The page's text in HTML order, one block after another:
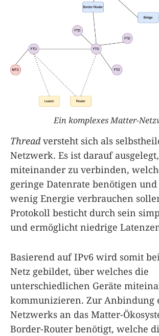
Ein komplexes Matter-
Threadversteht sich als
Netzwerk. Es ist darauf
miteinander zu verbinden,
geringe Datenrate benötigen
wenig Energie verbrauchen
Protokoll besticht durch sein
und ermöglicht niedrige
Basierend auf IPv6 wird somit bei
Netz gebildet, über welches die
unterschiedlichen Geräte
kommunizieren. Zur Anbindung
Netzwerks an das Matter-
Border-Router benötigt, welche